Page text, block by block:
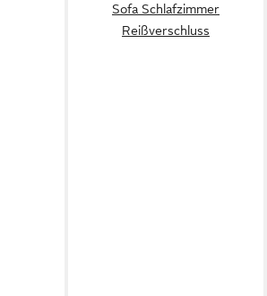
Sofa Schlafzimmer
Reißverschluss